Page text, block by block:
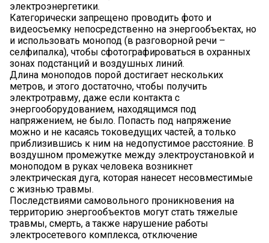
электроэнергетики.
Категорически запрещено проводить фото и
видеосъемку непосредственно на энергообъектах, но
и использовать монопод (в разговорной речи –
селфипалка), чтобы сфотографироваться в охранных
зонах подстанций и воздушных линий.
Длина моноподов порой достигает нескольких
метров, и этого достаточно, чтобы получить
электротравму, даже если контакта с
энергооборудованием, находящимся под
напряжением, не было. Попасть под напряжение
можно и не касаясь токоведущих частей, а только
приблизившись к ним на недопустимое расстояние. В
воздушном промежутке между электроустановкой и
моноподом в руках человека возникнет
электрическая дуга, которая нанесет несовместимые
с жизнью травмы.
Последствиями самовольного проникновения на
территорию энергообъектов могут стать тяжелые
травмы, смерть, а также нарушение работы
электросетевого комплекса, отключение